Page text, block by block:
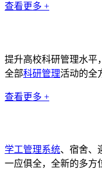
查看更多 +
提升高校科研管理水平
全部科研管理活动的全
查看更多 +
学工管理系统、宿舍、
一应俱全，全新的多方